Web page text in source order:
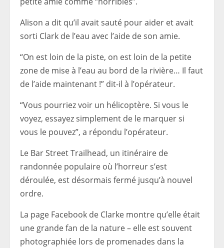
Alison a dit qu’il avait sauté pour aider et avait
sorti Clark de l’eau avec l’aide de son amie.
“On est loin de la piste, on est loin de la petite
zone de mise à l’eau au bord de la rivière… Il faut
de l’aide maintenant !” dit-il à l’opérateur.
“Vous pourriez voir un hélicoptère. Si vous le
voyez, essayez simplement de le marquer si
vous le pouvez”, a répondu l’opérateur.
Le Bar Street Trailhead, un itinéraire de
randonnée populaire où l’horreur s’est
déroulée, est désormais fermé jusqu’à nouvel
ordre.
La page Facebook de Clarke montre qu’elle était
une grande fan de la nature – elle est souvent
photographiée lors de promenades dans la